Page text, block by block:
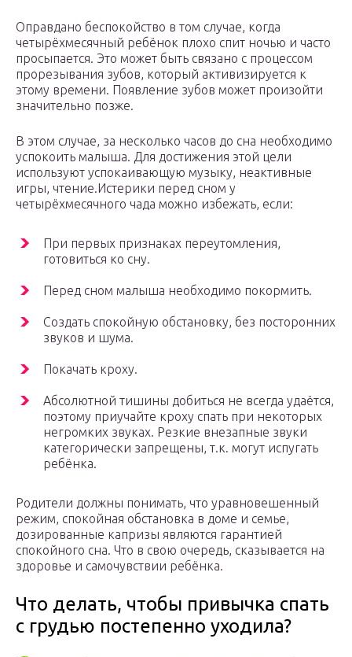
Оправдано беспокойство в том случае, когда
четырёхмесячный ребёнок плохо спит ночью и часто
просыпается. Это может быть связано с процессом
прорезывания зубов, который активизируется к
этому времени. Появление зубов может произойти
значительно позже.
В этом случае, за несколько часов до сна необходимо
успокоить малыша. Для достижения этой цели
используют успокаивающую музыку, неактивные
игры, чтение.Истерики перед сном у
четырёхмесячного чада можно избежать, если:
При первых признаках переутомления,
готовиться ко сну.
Перед сном малыша необходимо покормить.
Создать спокойную обстановку, без посторонних
звуков и шума.
Покачать кроху.
Абсолютной тишины добиться не всегда удаётся,
поэтому приучайте кроху спать при некоторых
негромких звуках. Резкие внезапные звуки
категорически запрещены, т.к. могут испугать
ребёнка.
Родители должны понимать, что уравновешенный
режим, спокойная обстановка в доме и семье,
дозированные капризы являются гарантией
спокойного сна. Что в свою очередь, сказывается на
здоровье и самочувствии ребёнка.
Что делать, чтобы привычка спать
с грудью постепенно уходила?